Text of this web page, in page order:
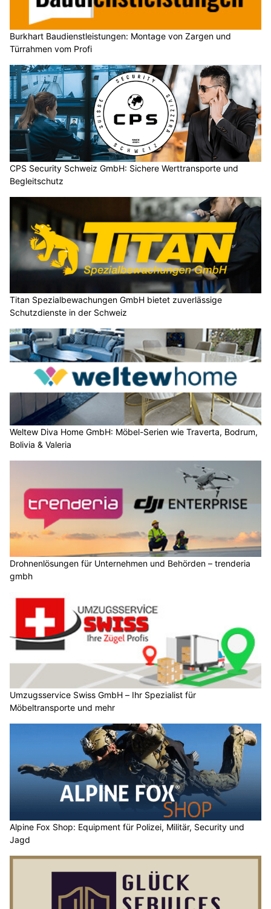
Burkhart Baudienstleistungen: Montage von Zargen und
Türrahmen vom Profi
CPS Security Schweiz GmbH: Sichere Werttransporte und
Begleitschutz
Titan Spezialbewachungen GmbH bietet zuverlässige
Schutzdienste in der Schweiz
Weltew Diva Home GmbH: Möbel-Serien wie Traverta, Bodrum,
Bolivia & Valeria
Drohnenlösungen für Unternehmen und Behörden – trenderia
gmbh
Umzugsservice Swiss GmbH – Ihr Spezialist für
Möbeltransporte und mehr
Alpine Fox Shop: Equipment für Polizei, Militär, Security und
Jagd